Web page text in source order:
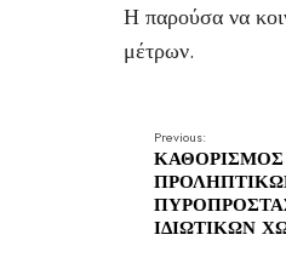
Η παρούσα να
μέτρων.
Previous:
ΚΑΘΟΡΙΣΜΟΣ
ΙΔΙΩΤΙΚΩΝ